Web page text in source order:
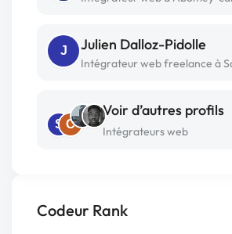
Codeur Rank
J Julien Dalloz-Pidolle
Intégrateur web freelance à
S C
Voir d’autres profils
Intégrateurs web